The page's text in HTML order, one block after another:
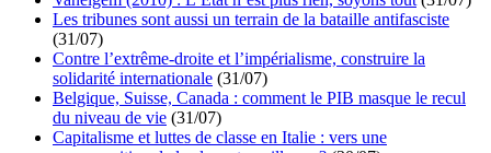
Les tribunes sont aussi un terrain de la bataille antifasciste
(31/07)
Contre l’extrême-droite et l’impérialisme, construire la
solidarité internationale (31/07)
Belgique, Suisse, Canada : comment le PIB masque le recul
du niveau de vie (31/07)
Capitalisme et luttes de classe en Italie : vers une